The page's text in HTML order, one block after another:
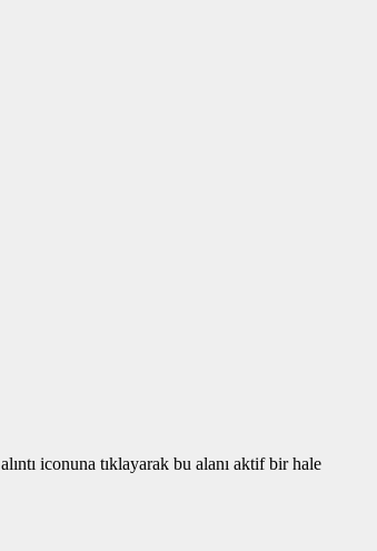
iconuna tıklayarak bu alanı aktif bir hale